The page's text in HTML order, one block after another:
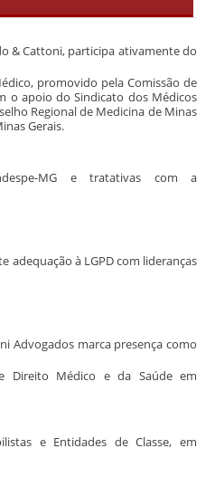
& Cattoni, participa ativamente do
promovido pela Comissão de
o apoio do Sindicato dos Médicos
Regional de Medicina de Minas
Gerais.
MG e tratativas com a
adequação à LGPD com lideranças
Advogados marca presença como
Direito Médico e da Saúde em
e Entidades de Classe, em